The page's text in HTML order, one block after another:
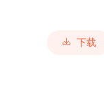
下载